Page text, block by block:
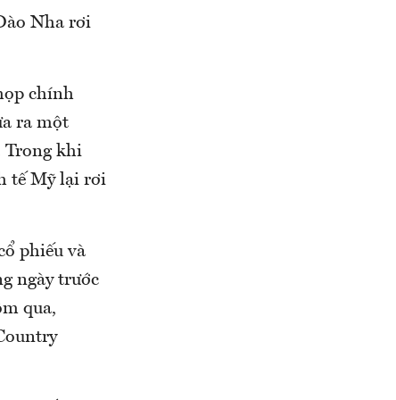
Nha rơi
chính
ra một
Trong khi
tế Mỹ lại rơi
phiếu và
ngày trước
qua,